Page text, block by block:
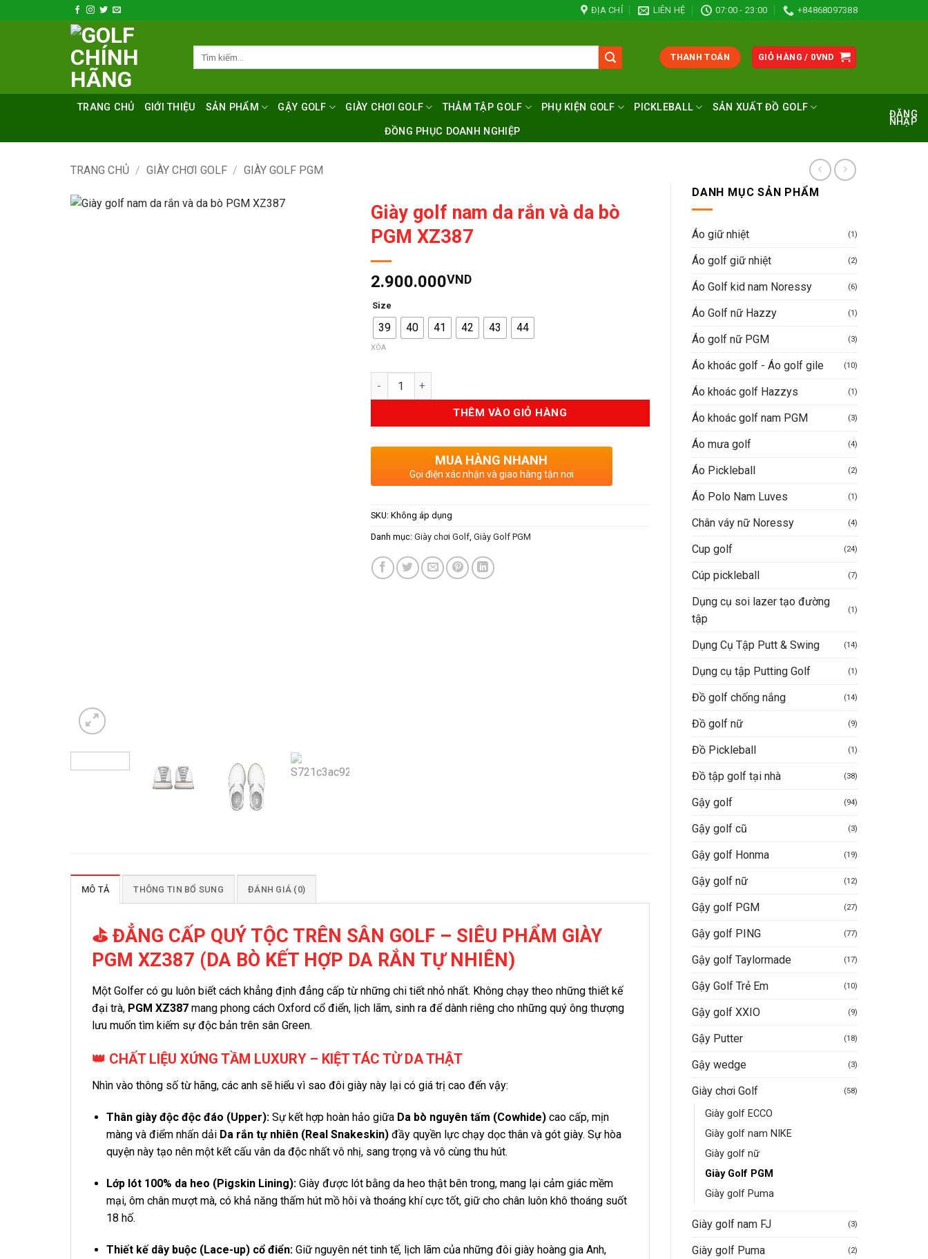
qua
ĐỊA CHỈ LIÊN HỆ 07:00 - 23:00 +84868097388
THANH TOÁN GIỎ HÀNG / 0VND
TRANG CHỦ GIỚI THIỆU SẢN PHẨM GẬY GOLF GIÀY CHƠI GOLF THẢM TẬP GOLF PHỤ KIỆN GOLF PICKLEBALL SẢN XUẤT ĐỒ GOLF
ĐỒNG PHỤC DOANH NGHIỆP
ĐĂNG
NHẬP
TRANG CHỦ / GIÀY CHƠI GOLF / GIÀY GOLF PGM
DANH MỤC SẢN PHẨM
Áo giữ nhiệt (1)
Áo golf giữ nhiệt (2)
Áo Golf kid nam Noressy (6)
Áo Golf nữ Hazzy (1)
Áo golf nữ PGM (3)
Áo khoác golf - Áo golf gile (10)
Áo khoác golf Hazzys (1)
Áo khoác golf nam PGM (3)
Áo mưa golf (4)
Áo Pickleball (2)
Áo Polo Nam Luves (1)
Chân váy nữ Noressy (4)
Cup golf (24)
Cúp pickleball (7)
Dụng cụ soi lazer tạo đường
tập
(1)
Dụng Cụ Tập Putt & Swing (14)
Dụng cụ tập Putting Golf (1)
Đồ golf chống nắng (14)
Đồ golf nữ (9)
Đồ Pickleball (1)
Đồ tập golf tại nhà (38)
Gậy golf (94)
Gậy golf cũ (3)
Gậy golf Honma (19)
Gậy golf nữ (12)
Gậy golf PGM (27)
Gậy golf PING (77)
Gậy golf Taylormade (17)
Gậy Golf Trẻ Em (10)
Gậy golf XXIO (9)
Gậy Putter (18)
Gậy wedge (3)
Giày chơi Golf (58)
Giày golf ECCO
Giày golf nam NIKE
Giày golf nữ
Giày Golf PGM
Giày golf Puma
Giày golf nam FJ (3)
Giày golf Puma (2)
Giày golf nam da rắn và da bò
PGM XZ387
2.900.000VND
Size
39 40 41 42 43 44
XÓA
Số lượng
THÊM VÀO GIỎ HÀNG
MUA HÀNG NHANH
Gọi điện xác nhận và giao hàng tận nơi
SKU: Không áp dụng
Danh mục: Giày chơi Golf, Giày Golf PGM
MÔ TẢ THÔNG TIN BỔ SUNG ĐÁNH GIÁ (0)
⛳ ĐẲNG CẤP QUÝ TỘC TRÊN SÂN GOLF – SIÊU PHẨM GIÀY
PGM XZ387 (DA BÒ KẾT HỢP DA RẮN TỰ NHIÊN)
Một Golfer có gu luôn biết cách khẳng định đẳng cấp từ những chi tiết nhỏ nhất. Không chạy theo những thiết kế
đại trà, PGM XZ387 mang phong cách Oxford cổ điển, lịch lãm, sinh ra để dành riêng cho những quý ông thượng
lưu muốn tìm kiếm sự độc bản trên sân Green.
👑 CHẤT LIỆU XỨNG TẦM LUXURY – KIỆT TÁC TỪ DA THẬT
Nhìn vào thông số từ hãng, các anh sẽ hiểu vì sao đôi giày này lại có giá trị cao đến vậy:
Thân giày độc độc đáo (Upper):Sự kết hợp hoàn hảo giữa Da bò nguyên tấm (Cowhide)cao cấp, mịn
màng và điểm nhấn dải Da rắn tự nhiên (Real Snakeskin)đầy quyền lực chạy dọc thân và gót giày. Sự hòa
quyện này tạo nên một kết cấu vân da độc nhất vô nhị, sang trọng và vô cùng thu hút.
Lớp lót 100% da heo (Pigskin Lining):Giày được lót bằng da heo thật bên trong, mang lại cảm giác mềm
mại, ôm chân mượt mà, có khả năng thấm hút mồ hôi và thoáng khí cực tốt, giữ cho chân luôn khô thoáng suốt
18 hố.
Thiết kế dây buộc (Lace-up) cổ điển:Giữ nguyên nét tinh tế, lịch lãm của những đôi giày hoàng gia Anh,